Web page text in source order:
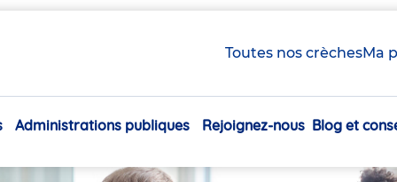
Toutes nos crèchesMa
Navigation
Administrations publiques Rejoignez-nous Blog et